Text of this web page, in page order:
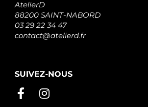
AtelierD
88200 SAINT-NABORD
03 29 22 34 47
contact@atelierd.fr
SUIVEZ-NOUS